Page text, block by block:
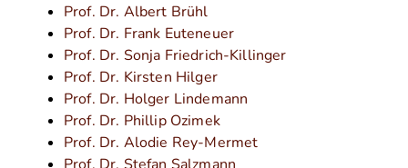
Prof. Dr. Albert Brühl
Prof. Dr. Frank Euteneuer
Prof. Dr. Sonja Friedrich-Killinger
Prof. Dr. Kirsten Hilger
Prof. Dr. Holger Lindemann
Prof. Dr. Phillip Ozimek
Prof. Dr. Alodie Rey-Mermet
Prof. Dr. Stefan Salzmann